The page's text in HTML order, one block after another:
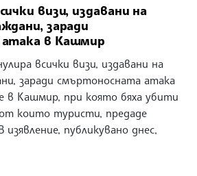
визи, издавани на
заради
в Кашмир
всички визи, издавани на
заради смъртоносната атака
Кашмир, при която бяха убити
които туристи, предаде
публикувано днес,